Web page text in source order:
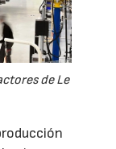
de Le